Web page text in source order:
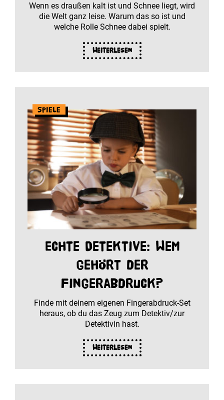
Wenn es draußen kalt ist und Schnee liegt, wird
die Welt ganz leise. Warum das so ist und
welche Rolle Schnee dabei spielt.
Weiterlesen
Spiele
Echte Detektive: Wem
gehört der
Fingerabdruck?
Finde mit deinem eigenen Fingerabdruck-Set
heraus, ob du das Zeug zum Detektiv/zur
Detektivin hast.
Weiterlesen